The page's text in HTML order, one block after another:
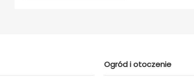
Ogród i otoczenie